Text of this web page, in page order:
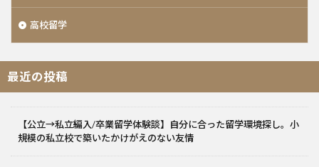
高校留学
最近の投稿
【公立→私立編入/卒業留学体験談】自分に合った留学環境探し。小
規模の私立校で築いたかけがえのない友情